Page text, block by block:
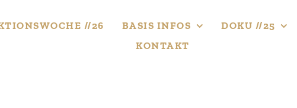
//26 BASIS INFOS DOKU //25
KONTAKT